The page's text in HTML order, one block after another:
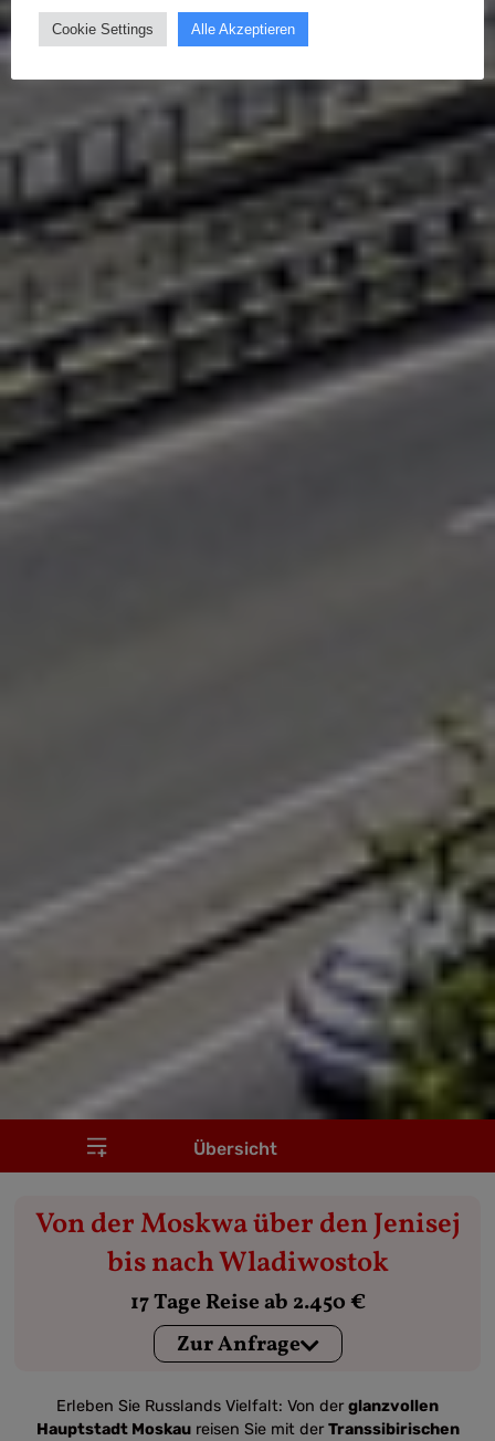
Übersicht
Von der Moskwa über den Jenisej
bis nach Wladiwostok
17 Tage Reise ab 2.450 €
Zur Anfrage
Erleben Sie Russlands Vielfalt: Von derglanzvollen
Hauptstadt Moskaureisen Sie mit derTranssibirischen
Cookie Settings Alle Akzeptieren